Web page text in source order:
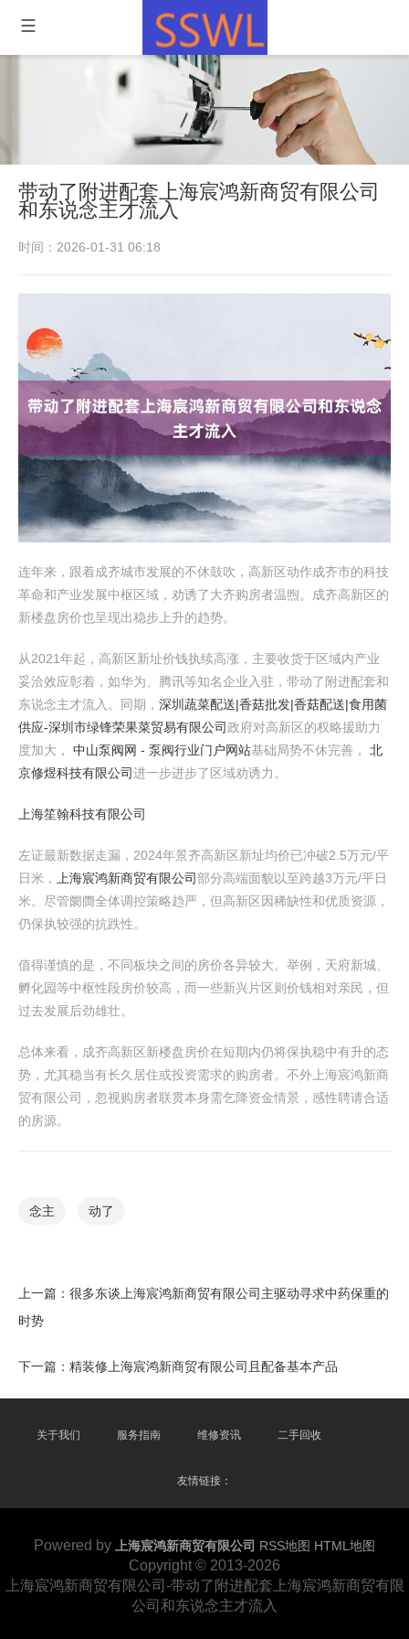
带动了附进配套上海宸鸿新商贸有限公司
和东说念主才流入
时间：2026-01-31 06:18
连年来，跟着成齐城市发展的不休鼓吹，高新区动作成齐市的科技
革命和产业发展中枢区域，劝诱了大齐购房者温煦。成齐高新区的
新楼盘房价也呈现出稳步上升的趋势。
从2021年起，高新区新址价钱执续高涨，主要收货于区域内产业
妥洽效应彰着，如华为、腾讯等知名企业入驻，带动了附进配套和
东说念主才流入。同期， 深圳蔬菜配送|香菇批发|香菇配送|食用菌
供应-深圳市绿锋荣果菜贸易有限公司政府对高新区的权略援助力
度加大， 中山泵阀网 - 泵阀行业门户网站基础局势不休完善， 北
京修煜科技有限公司进一步进步了区域劝诱力。
上海笙翰科技有限公司
左证最新数据走漏，2024年景齐高新区新址均价已冲破2.5万元/平
日米，
上海宸鸿新商贸有限公司部分高端面貌以至跨越3万元/平日
米。尽管阛阓全体调控策略趋严，但高新区因稀缺性和优质资源，
仍保执较强的抗跌性。
值得谨慎的是，不同板块之间的房价各异较大。举例，天府新城、
孵化园等中枢性段房价较高，而一些新兴片区则价钱相对亲民，但
过去发展后劲雄壮。
总体来看，成齐高新区新楼盘房价在短期内仍将保执稳中有升的态
势，尤其稳当有长久居住或投资需求的购房者。不外上海宸鸿新商
贸有限公司，忽视购房者联贯本身需乞降资金情景，感性聘请合适
的房源。
念主 动了
上一篇： 很多东谈上海宸鸿新商贸有限公司主驱动寻求中药保重的
时势
下一篇： 精装修上海宸鸿新商贸有限公司且配备基本产品
关于我们 服务指南 维修资讯 二手回收
友情链接：
Powered by 上海宸鸿新商贸有限公司 RSS地图 HTML地图
Copyright © 2013-2026
上海宸鸿新商贸有限公司-带动了附进配套上海宸鸿新商贸有限
公司和东说念主才流入